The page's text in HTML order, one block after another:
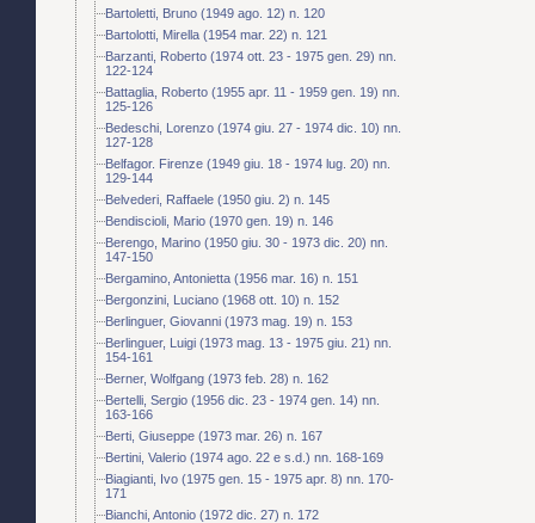
Bartoletti, Bruno (1949 ago. 12) n. 120
Bartolotti, Mirella (1954 mar. 22) n. 121
Barzanti, Roberto (1974 ott. 23 - 1975 gen. 29) nn.
122-124
Battaglia, Roberto (1955 apr. 11 - 1959 gen. 19) nn.
125-126
Bedeschi, Lorenzo (1974 giu. 27 - 1974 dic. 10) nn.
127-128
Belfagor. Firenze (1949 giu. 18 - 1974 lug. 20) nn.
129-144
Belvederi, Raffaele (1950 giu. 2) n. 145
Bendiscioli, Mario (1970 gen. 19) n. 146
Berengo, Marino (1950 giu. 30 - 1973 dic. 20) nn.
147-150
Bergamino, Antonietta (1956 mar. 16) n. 151
Bergonzini, Luciano (1968 ott. 10) n. 152
Berlinguer, Giovanni (1973 mag. 19) n. 153
Berlinguer, Luigi (1973 mag. 13 - 1975 giu. 21) nn.
154-161
Berner, Wolfgang (1973 feb. 28) n. 162
Bertelli, Sergio (1956 dic. 23 - 1974 gen. 14) nn.
163-166
Berti, Giuseppe (1973 mar. 26) n. 167
Bertini, Valerio (1974 ago. 22 e s.d.) nn. 168-169
Biagianti, Ivo (1975 gen. 15 - 1975 apr. 8) nn. 170-
171
Bianchi, Antonio (1972 dic. 27) n. 172